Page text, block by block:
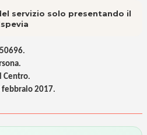
servizio solo presentando il
.
.
Centro.
febbraio 2017.